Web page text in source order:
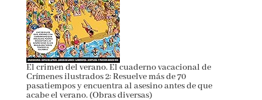
(46542)
19,00 €